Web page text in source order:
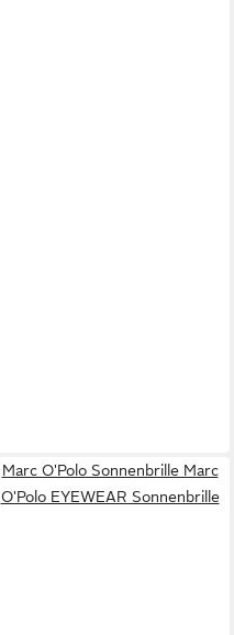
Marc O'Polo Sonnenbrille Marc
O'Polo EYEWEAR Sonnenbrille